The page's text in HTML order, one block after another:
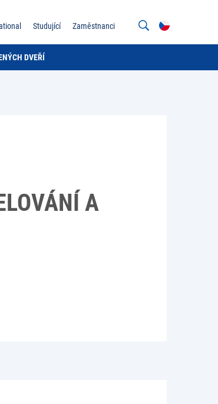
Studující Zaměstnanci
DVEŘÍ
A